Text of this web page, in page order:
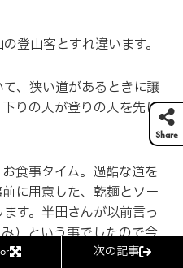
登山客とすれ違います。
て、狭い道があるときに譲
りの人が登りの人を先に
食事タイム。過酷な道を
に用意した、乾麺とソー
す。半田さんが以前言っ
）という事でしたので今
しみにしていました。
集部Editorial Department
次の記事
Share